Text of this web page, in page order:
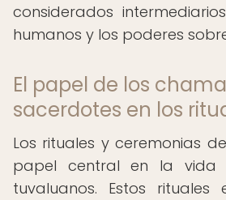
considerados
humanos y los poderes
El papel de los
sacerdotes en los
Los rituales y ceremonias
papel central en la vida
tuvaluanos. Estos